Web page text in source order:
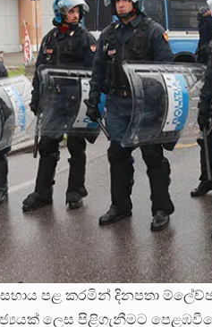
පළ කරමින් දිනපතා
ලෙස පිළිගැනීමට